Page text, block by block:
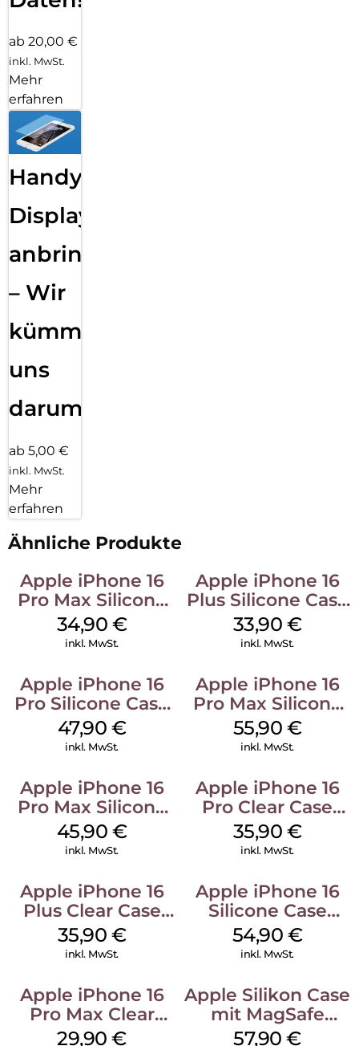
ab 20,00 €
inkl. MwSt.
Mehr
erfahren
Handy
Displayfolie
anbringen
– Wir
kümmern
uns
darum!
ab 5,00 €
inkl. MwSt.
Mehr
erfahren
Ähnliche Produkte
Apple iPhone 16
Pro Max Silicone
Case MagSafe
Denim
34,90 €
inkl. MwSt.
Apple iPhone 16
Plus Silicone Case
MagSafe Lake
Green
33,90 €
inkl. MwSt.
Apple iPhone 16
Pro Silicone Case
MagSafe Denim
47,90 €
inkl. MwSt.
Apple iPhone 16
Pro Max Silicone
Case MagSafe
Stone Gray
55,90 €
inkl. MwSt.
Apple iPhone 16
Pro Max Silicone
Case MagSafe
Ultramarine
45,90 €
inkl. MwSt.
Apple iPhone 16
Pro Clear Case
MagSafe
Transparent
35,90 €
inkl. MwSt.
Apple iPhone 16
Plus Clear Case
MagSafe
Transparent
35,90 €
inkl. MwSt.
Apple iPhone 16
Silicone Case
MagSafe Black
54,90 €
inkl. MwSt.
Apple iPhone 16
Pro Max Clear
Case MagSafe
29,90€
Apple Silikon Case
mit MagSafe
iPhone 14 Pro
57,90€